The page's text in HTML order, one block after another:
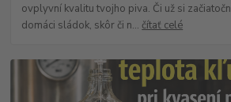
ovplyvní kvalitu tvojho piva. Či už si
domáci sládok, skôr či n... čítať celé